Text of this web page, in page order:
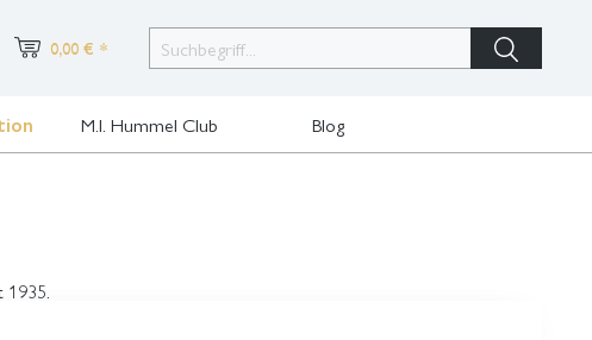
0,00 € *
M.I. Hummel Club Blog
1935.